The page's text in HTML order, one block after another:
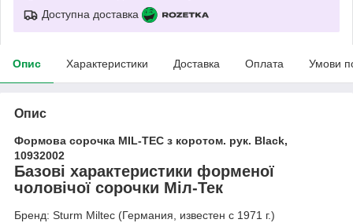
Доступна доставка
Опис Характеристики Доставка Оплата Умови
Опис
Формова сорочка MIL-TEC з коротом. рук. Black,
10932002
Базові характеристики форменої
чоловічої сорочки Міл-Тек
Бренд: Sturm Miltec (Германия, известен с 1971 г.)